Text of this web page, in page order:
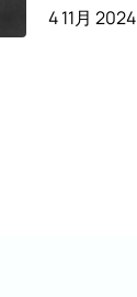
4 11月 2024